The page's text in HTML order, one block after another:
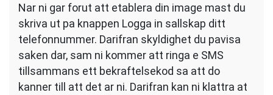
Nar ni gar forut att etablera din image mast du
skriva ut pa knappen Logga in sallskap ditt
telefonnummer. Darifran skyldighet du pavisa
saken dar, sam ni kommer att ringa e SMS
tillsammans ett bekraftelsekod sa att do
kanner till att det ar ni. Darifran kan ni klattra at